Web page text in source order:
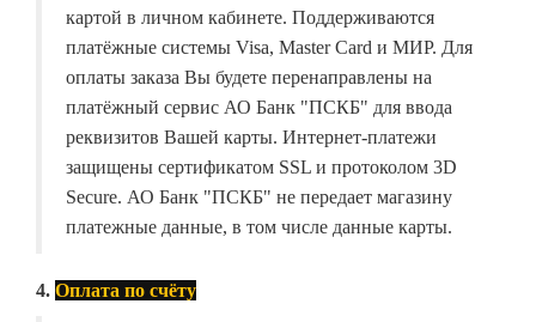
картой в личном кабинете. Поддерживаются
платёжные системы Visa, Master Card и МИР. Для
оплаты заказа Вы будете перенаправлены на
платёжный сервис АО Банк "ПСКБ" для ввода
реквизитов Вашей карты. Интернет-платежи
защищены сертификатом SSL и протоколом 3D
Secure. АО Банк "ПСКБ" не передает магазину
платежные данные, в том числе данные карты.
4. Оплата по счёту